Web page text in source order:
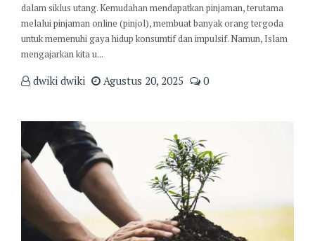
dalam siklus utang. Kemudahan mendapatkan pinjaman, terutama
melalui pinjaman online (pinjol), membuat banyak orang tergoda
untuk memenuhi gaya hidup konsumtif dan impulsif. Namun, Islam
mengajarkan kita u...
dwiki dwiki Agustus 20, 2025 0